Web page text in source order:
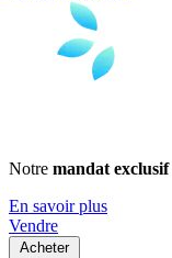
Notre mandat exclusif
En savoir plus
Vendre
Acheter